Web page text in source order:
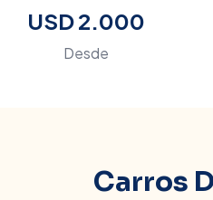
USD 2.000
Desde
Carros